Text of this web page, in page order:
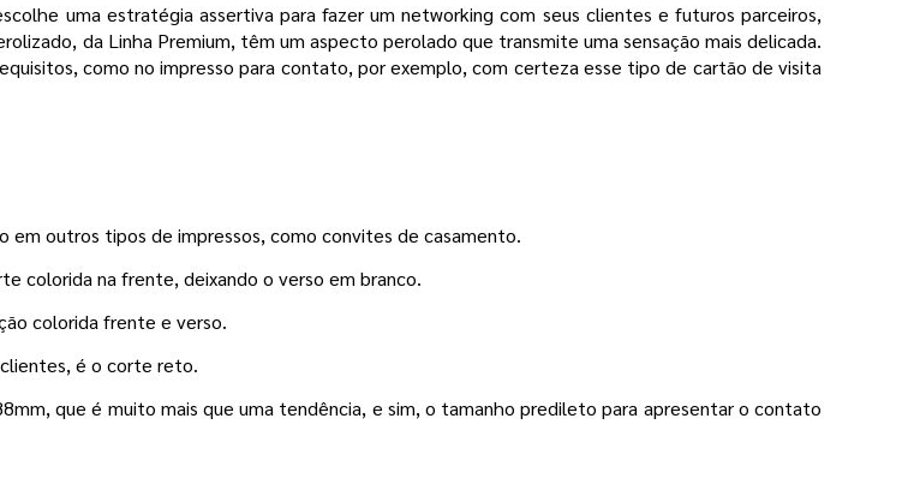
uma estratégia assertiva para fazer um networking com seus clientes e futuros parceiros,
da Linha Premium, têm um aspecto perolado que transmite uma sensação mais delicada.
como no impresso para contato, por exemplo, com certeza esse tipo de cartão de visita
em outros tipos de impressos, como convites de casamento.
colorida na frente, deixando o verso em branco.
colorida frente e verso.
é o corte reto.
que é muito mais que uma tendência, e sim, o tamanho predileto para apresentar o contato